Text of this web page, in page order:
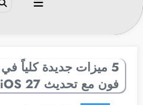
5 ميزات جديدة كلياً
فون مع تحديث iOS 27